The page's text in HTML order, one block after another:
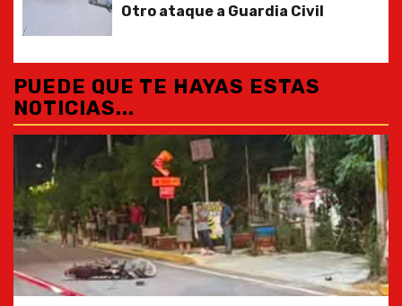
Otro ataque a Guardia Civil
PUEDE QUE TE HAYAS ESTAS
NOTICIAS...